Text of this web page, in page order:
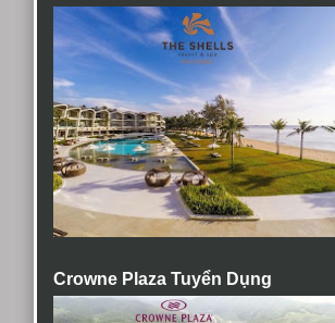
Crowne Plaza Tuyển Dụng